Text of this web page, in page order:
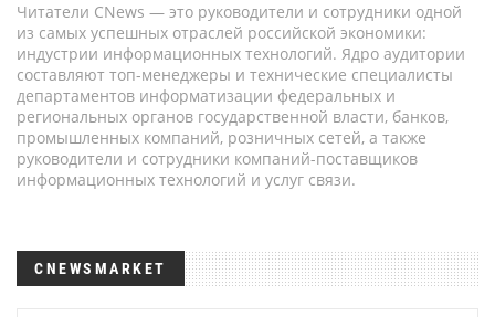
Читатели CNews — это руководители и сотрудники одной
из самых успешных отраслей российской экономики:
индустрии информационных технологий. Ядро аудитории
составляют топ-менеджеры и технические специалисты
департаментов информатизации федеральных и
региональных органов государственной власти, банков,
промышленных компаний, розничных сетей, а также
руководители и сотрудники компаний-поставщиков
информационных технологий и услуг связи.
CNEWSMARKET